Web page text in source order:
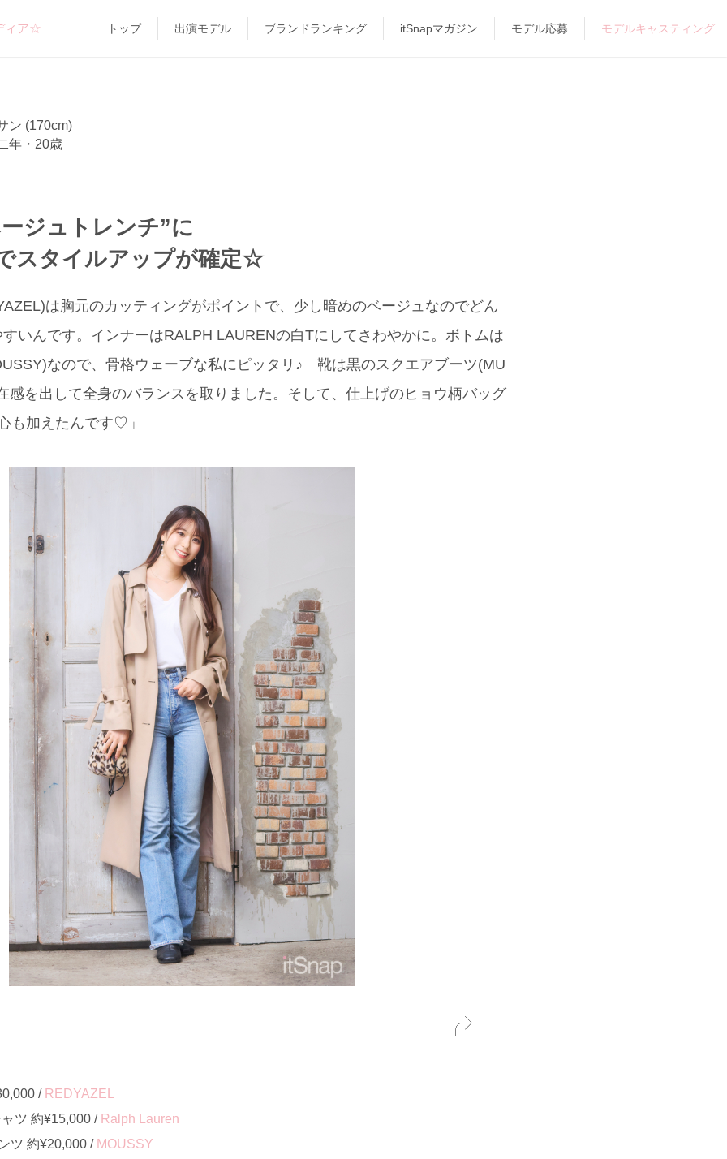
ィア☆ トップ 出演モデル ブランドランキング itSnapマガジン モデル応募 モデルキャスティング
ン (170cm)
年・20歳
ジュトレンチ”に
スタイルアップが確定☆
は胸元のカッティングがポイントで、少し暗めのベージュなのでどん
いんです。インナーはRALPH LAURENの白Tにしてさわやかに。ボトムは
なので、骨格ウェーブな私にピッタリ♪ 靴は黒のスクエアブーツ(MU
感を出して全身のバランスを取りました。そして、仕上げのヒョウ柄バッグ
も加えたんです♡」
/ REDYAZEL
ツ 約¥15,000 / Ralph Lauren
ツ 約¥20,000 / MOUSSY